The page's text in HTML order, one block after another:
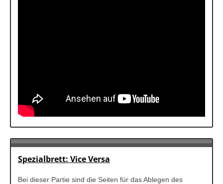
Spezialbrett: Vice Versa
Bei dieser Partie sind die Seiten für das Ablegen des